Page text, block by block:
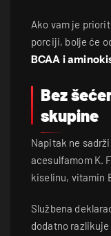
Ako vam je
porciji, bolje će
BCAA i
Bez
skupine
Napitak ne
acesulfamom K.
kiselinu, vitamin
Službena
dodatno